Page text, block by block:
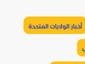
أخبار الولايات المتحدة